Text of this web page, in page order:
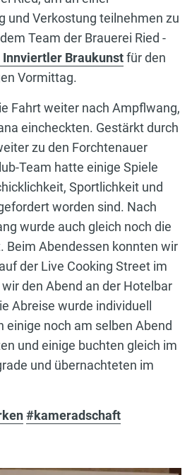
und Verkostung teilnehmen zu
Team der Brauerei Ried -
Braukunstfür den
Vormittag.
Fahrt weiter nach Ampflwang,
eincheckten. Gestärkt durch
zu den Forchtenauer
Team hatte einige Spiele
Sportlichkeit und
worden sind. Nach
wurde auch gleich noch die
Beim Abendessen konnten wir
der Live Cooking Street im
den Abend an der Hotelbar
Abreise wurde individuell
einige noch am selben Abend
und einige buchten gleich im
und übernachteten im
#kameradschaft